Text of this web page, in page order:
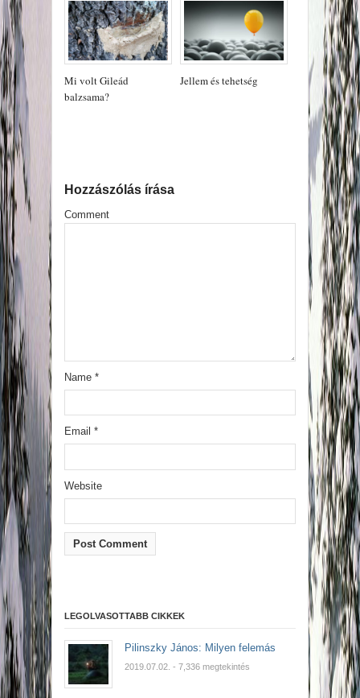
Mi volt Gileád
balzsama?
Jellem és tehetség
Hozzászólás írása
Comment
Name *
Email *
Website
LEGOLVASOTTABB CIKKEK
Pilinszky János: Milyen felemás
2019.07.02. - 7,336 megtekintés